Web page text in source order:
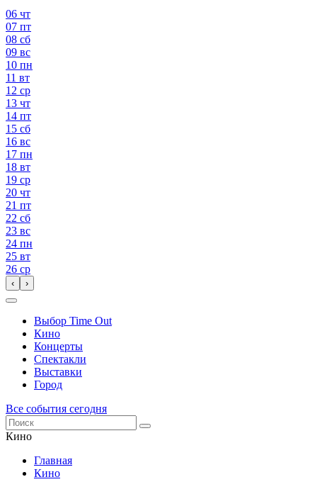
06 чт
07 пт
08 сб
09 вс
10 пн
11 вт
12 ср
13 чт
14 пт
15 сб
16 вс
17 пн
18 вт
19 ср
20 чт
21 пт
22 сб
23 вс
24 пн
25 вт
26 ср
‹ ›
Выбор Time Out
Кино
Концерты
Спектакли
Выставки
Город
Все события сегодня
Кино
Главная
Кино